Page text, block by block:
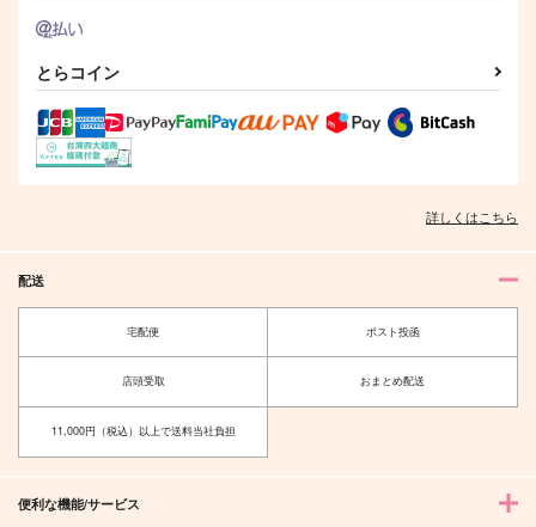
とらコイン
詳しくはこちら
配送
宅配便 ポスト投函
店頭受取 おまとめ配送
11,000円（税込）以上で送料当社負担
便利な機能/サービス